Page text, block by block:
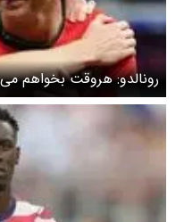
رونالدو: هروقت بخواهم